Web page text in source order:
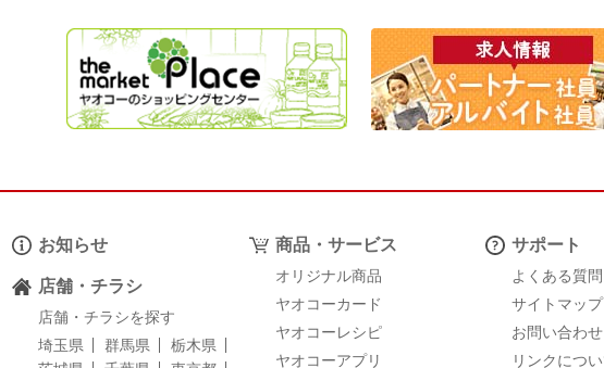
お知らせ
店舗・チラシ
店舗・チラシを探す
埼玉県
群馬県
栃木県
商品・サービス
オリジナル商品
ヤオコーカード
ヤオコーレシピ
ヤオコーアプリ
サポート
よくある質問
サイトマップ
お問い合わせ
リンクにつ